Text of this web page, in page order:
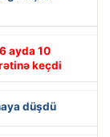
6 ayda 10
keçdi
düşdü